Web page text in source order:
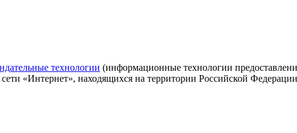
технологии (информационные технологии
«Интернет», находящихся на территории Российской